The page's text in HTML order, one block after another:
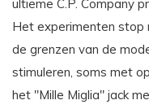
ultieme C.P. Company
Het experimenten stop
de grenzen van de
stimuleren, soms met
het "Mille Miglia" jack